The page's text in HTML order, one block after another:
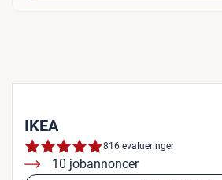
IKEA
816 evalueringer
10 jobannoncer